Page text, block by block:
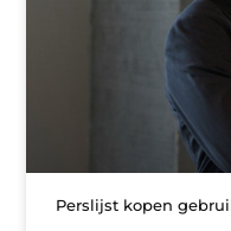
Perslijst kopen